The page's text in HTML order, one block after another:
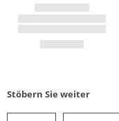
Stöbern Sie weiter